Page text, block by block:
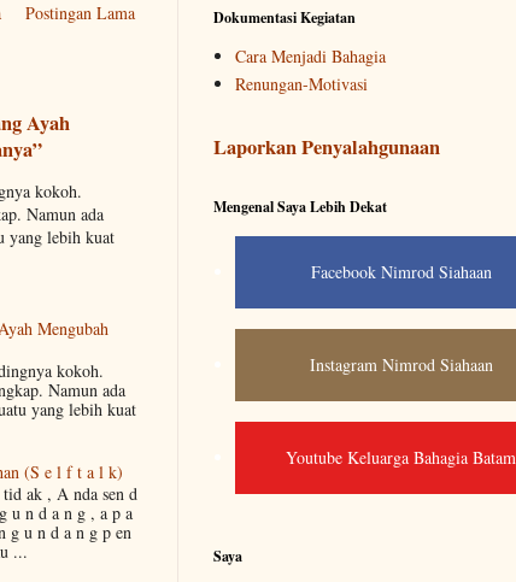
Postingan Lama
Ayah
kokoh.
Namun ada
yang lebih kuat
Mengubah
kokoh.
Namun ada
yang lebih kuat
(S e l f t a l k)
ak , A nda sen d
u n d a n g , a p a
g u n d a n g p en
...
Dokumentasi Kegiatan
Cara Menjadi Bahagia
Renungan-Motivasi
Laporkan Penyalahgunaan
Mengenal Saya Lebih Dekat
Facebook Nimrod Siahaan
Instagram Nimrod Siahaan
Youtube Keluarga Bahagia Batam
Saya